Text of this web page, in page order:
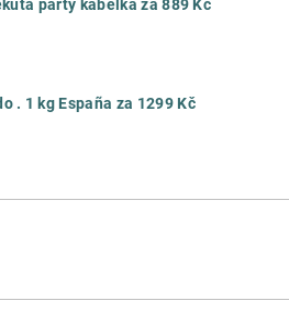
party kabelka za 889 Kč
. 1 kg España za 1299 Kč